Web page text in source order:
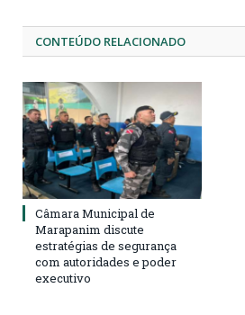
CONTEÚDO RELACIONADO
Câmara Municipal de
Marapanim discute
estratégias de segurança
com autoridades e poder
executivo